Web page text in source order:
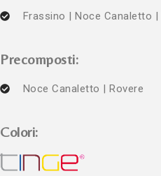
Frassino | Noce Canaletto |
Precomposti:
Noce Canaletto | Rovere
Colori: